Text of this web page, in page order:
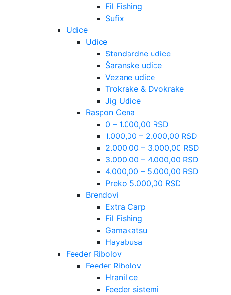
Fil Fishing
Sufix
Udice
Udice
Standardne udice
Šaranske udice
Vezane udice
Trokrake & Dvokrake
Jig Udice
Raspon Cena
0 – 1.000,00 RSD
1.000,00 – 2.000,00 RSD
2.000,00 – 3.000,00 RSD
3.000,00 – 4.000,00 RSD
4.000,00 – 5.000,00 RSD
Preko 5.000,00 RSD
Brendovi
Extra Carp
Fil Fishing
Gamakatsu
Hayabusa
Feeder Ribolov
Feeder Ribolov
Hranilice
Feeder sistemi